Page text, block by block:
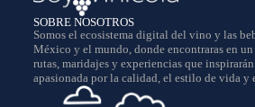
SOBRE NOSOTROS
Somos el ecosistema digital del vino y las
México y el mundo, donde encontraras en
rutas, maridajes y experiencias que
apasionada por la calidad, el estilo de vida y